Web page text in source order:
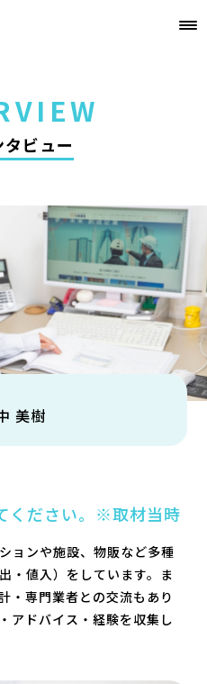
ビュー
美樹
ください。※取材当時
ョンや施設、物販など多種
・値入）をしています。ま
・専門業者との交流もあり
アドバイス・経験を収集し